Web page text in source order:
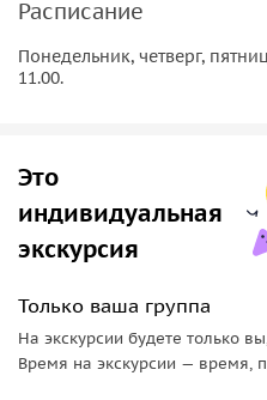
Расписание
Понедельник, четверг,
11.00.
Это
индивидуальная
экскурсия
Только ваша группа
На экскурсии будете только
Время на экскурсии — время,